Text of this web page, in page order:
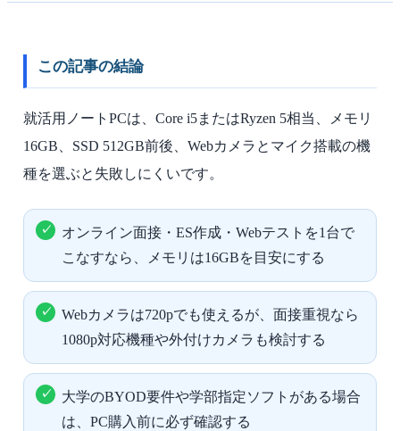
この記事の結論
就活用ノートPCは、Core i5またはRyzen 5相当、メモリ
16GB、SSD 512GB前後、Webカメラとマイク搭載の機
種を選ぶと失敗しにくいです。
オンライン面接・ES作成・Webテストを1台で
こなすなら、メモリは16GBを目安にする
Webカメラは720pでも使えるが、面接重視なら
1080p対応機種や外付けカメラも検討する
大学のBYOD要件や学部指定ソフトがある場合
は、PC購入前に必ず確認する